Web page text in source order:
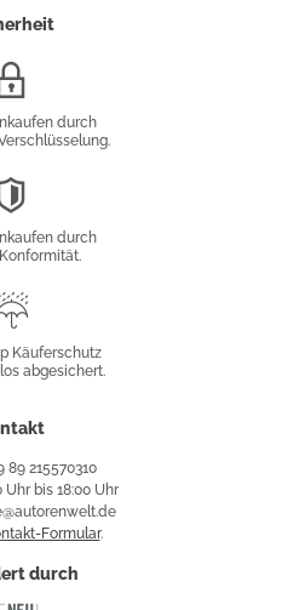
durch
durch
Käuferschutz
Käuferschutz
abgesichert.
89 215570310
Uhr bis 18:00 Uhr
Formular.
durch